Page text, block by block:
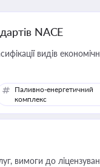
NACE
видів
Паливно-енергетичний
комплекс
вимоги до